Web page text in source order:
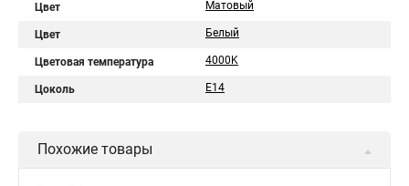
Цвет Матовый
Цвет Белый
Цветовая температура 4000K
Цоколь E14
Похожие товары